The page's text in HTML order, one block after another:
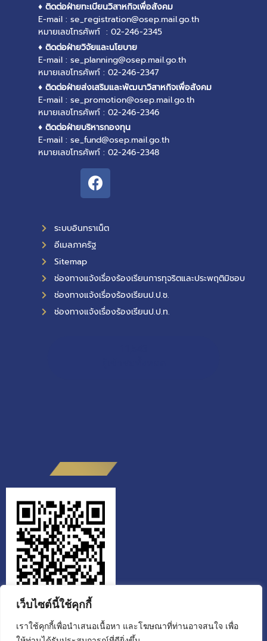
เว็บไซต์นี้ใช้คุกกี้
เราใช้คุกกี้เพื่อนำเสนอเนื้อหา และโฆษณาที่ท่านอาจสนใจ เพื่อ
♦ ติดต่อฝ่ายทะเบียนวิสาหกิจเพื่อสังคม
E-mail : se_registration@osep.mail.go.th
หมายเลขโทรศัพท์ : 02-246-2345
♦ ติดต่อฝ่ายวิจัยและนโยบาย
E-mail : se_planning@osep.mail.go.th
หมายเลขโทรศัพท์ : 02-246-2347
♦ ติดต่อฝ่ายส่งเสริมและพัฒนาวิสาหกิจเพื่อสังคม
E-mail : se_promotion@osep.mail.go.th
หมายเลขโทรศัพท์ : 02-246-2346
♦ ติดต่อฝ่ายบริหารกองทุน
E-mail : se_fund@osep.mail.go.th
หมายเลขโทรศัพท์ : 02-246-2348
ระบบอินทราเน็ต
อีเมลภาครัฐ
Sitemap
ช่องทางแจ้งเรื่องร้องเรียนการทุจริตและประพฤติมิชอบ
ช่องทางแจ้งเรื่องร้องเรียนป.ป.ช.
ช่องทางแจ้งเรื่องร้องเรียนป.ป.ท.